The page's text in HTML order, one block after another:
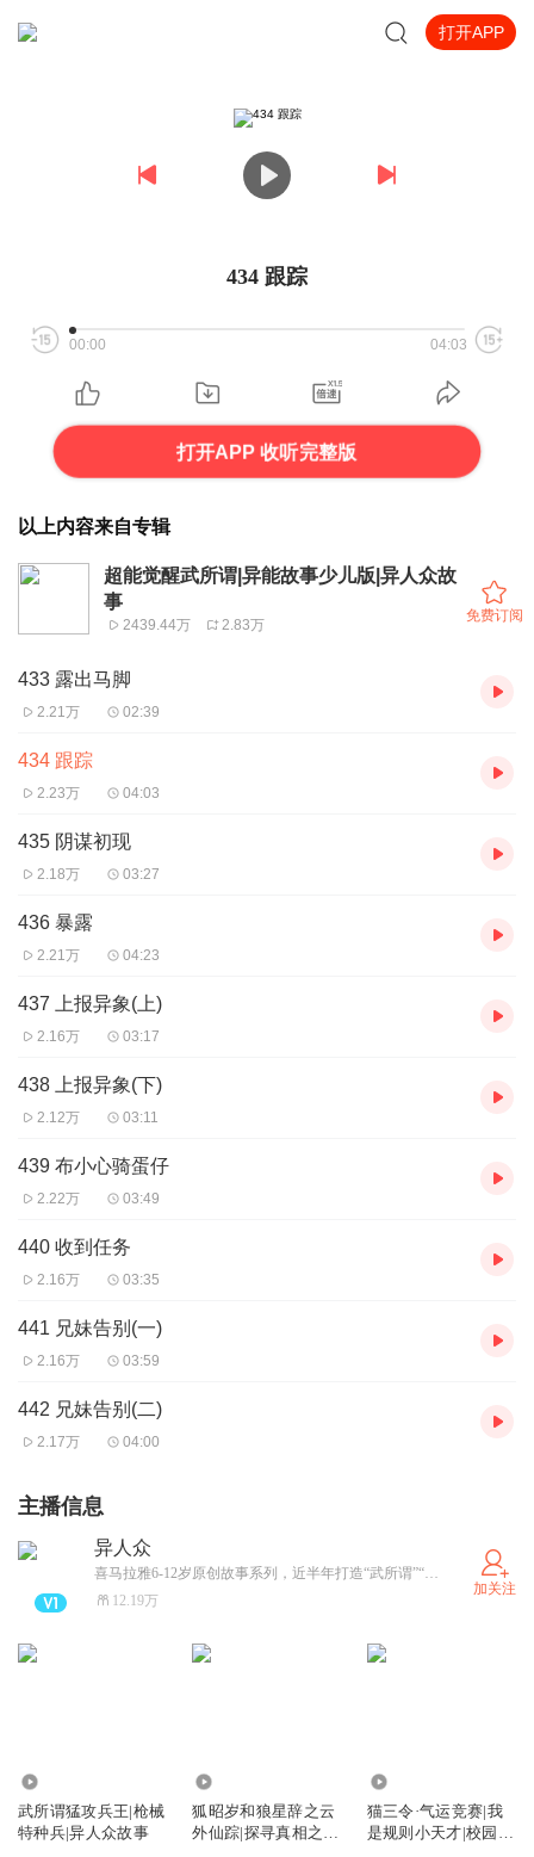
打开APP
434 跟踪
00:00 04:03
打开APP 收听完整版
以上内容来自专辑
超能觉醒武所谓|异能故事少儿版|异人众故
事
2439.44万 2.83万
免费订阅
433 露出马脚
2.21万 02:39
434 跟踪
2.23万 04:03
435 阴谋初现
2.18万 03:27
436 暴露
2.21万 04:23
437 上报异象(上)
2.16万 03:17
438 上报异象(下)
2.12万 03:11
439 布小心骑蛋仔
2.22万 03:49
440 收到任务
2.16万 03:35
441 兄妹告别(一)
2.16万 03:59
442 兄妹告别(二)
2.17万 04:00
主播信息
异人众
喜马拉雅6-12岁原创故事系列，近半年打造“武所谓”“戚丝尼”热门IP收获一亿播放！ 异能者觉醒，跨越世界，掌控力量与命运之门！
12.19万
加关注
武所谓猛攻兵王|枪械
特种兵|异人众故事
狐昭岁和狼星辞之云
外仙踪|探寻真相之
猫三令·气运竞赛|我
是规则小天才|校园成